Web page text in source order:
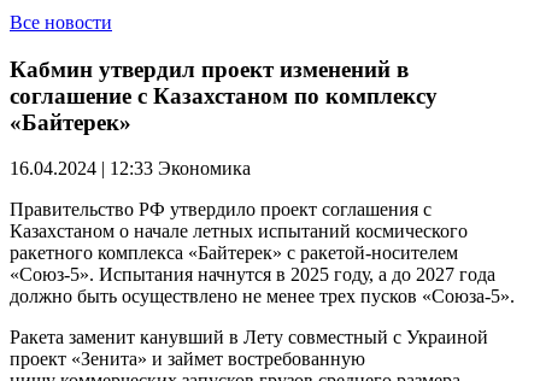
Все новости
Кабмин утвердил проект изменений в
соглашение с Казахстаном по комплексу
«Байтерек»
16.04.2024 | 12:33 Экономика
Правительство РФ утвердило проект соглашения с
Казахстаном о начале летных испытаний космического
ракетного комплекса «Байтерек» с ракетой-носителем
«Союз-5». Испытания начнутся в 2025 году, а до 2027 года
должно быть осуществлено не менее трех пусков «Союза-5».
Ракета заменит канувший в Лету совместный с Украиной
проект «Зенита» и займет востребованную